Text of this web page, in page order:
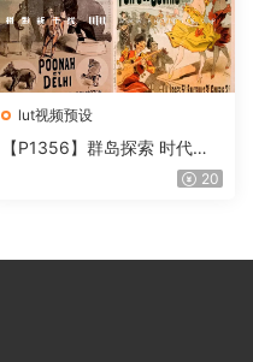
lut视频预设
【P1356】群岛探索 时代马
戏团 – QUEST 60 调色预设A
20